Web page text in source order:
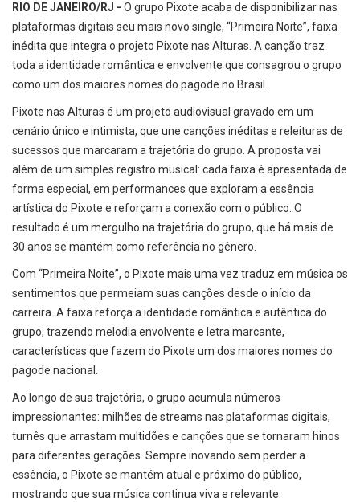
RIO DE JANEIRO/RJ - O grupo Pixote acaba de disponibilizar nas
plataformas digitais seu mais novo single, “Primeira Noite”, faixa
inédita que integra o projeto Pixote nas Alturas. A canção traz
toda a identidade romântica e envolvente que consagrou o grupo
como um dos maiores nomes do pagode no Brasil.
Pixote nas Alturas é um projeto audiovisual gravado em um
cenário único e intimista, que une canções inéditas e releituras de
sucessos que marcaram a trajetória do grupo. A proposta vai
além de um simples registro musical: cada faixa é apresentada de
forma especial, em performances que exploram a essência
artística do Pixote e reforçam a conexão com o público. O
resultado é um mergulho na trajetória do grupo, que há mais de
30 anos se mantém como referência no gênero.
Com “Primeira Noite”, o Pixote mais uma vez traduz em música os
sentimentos que permeiam suas canções desde o início da
carreira. A faixa reforça a identidade romântica e autêntica do
grupo, trazendo melodia envolvente e letra marcante,
características que fazem do Pixote um dos maiores nomes do
pagode nacional.
Ao longo de sua trajetória, o grupo acumula números
impressionantes: milhões de streams nas plataformas digitais,
turnês que arrastam multidões e canções que se tornaram hinos
para diferentes gerações. Sempre inovando sem perder a
essência, o Pixote se mantém atual e próximo do público,
mostrando que sua música continua viva e relevante.